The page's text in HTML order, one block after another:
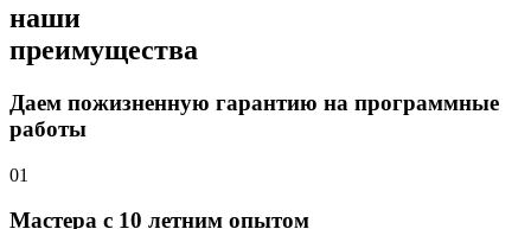
наши
преимущества
Даем пожизненную гарантию на программные
работы
01
Мастера с 10 летним опытом